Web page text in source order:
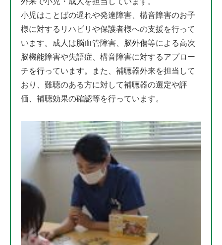
小児はことばの遅れや発達障害、構音障害のお子
様に対するリハビリや保護者様への支援を行って
います。成人は脳血管障害、脳外傷等による高次
脳機能障害や失語症、構音障害に対するアプロー
チを行っています。また、補聴器外来を担当して
おり、難聴のある方に対して補聴器の選定や評
価、補聴効果の確認等を行っています。